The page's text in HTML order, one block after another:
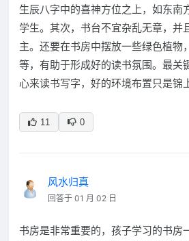
生辰八字中的喜神方位之上，如东南
学生。其次，书台不宜杂乱无章，并
主。还要在书房中摆放一些绿色植物
等，有助于形成好的读书氛围。最关
心来读书写字，好的环境布置只是锦
11 0
风水归真
回答于 01 月 02 日
书房是非常重要的，孩子学习的书房